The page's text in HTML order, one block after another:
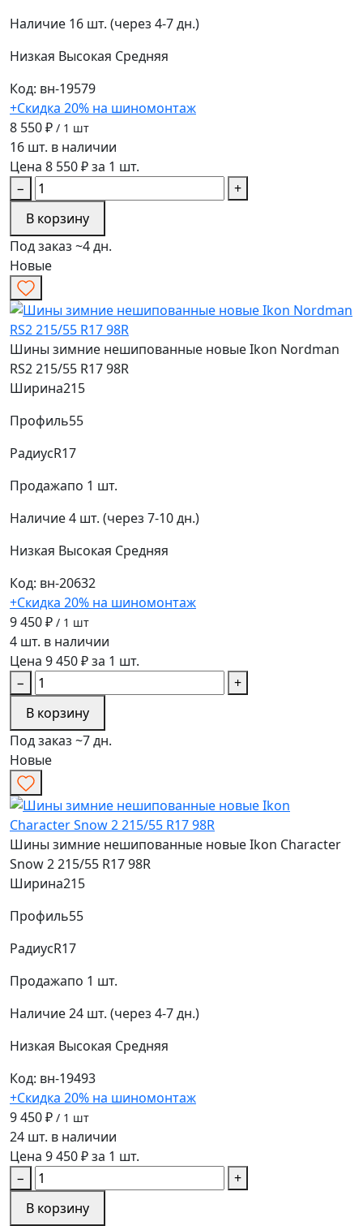
Наличие 16 шт. (через 4-7 дн.)
Низкая Высокая Средняя
Код: вн-19579
+Скидка 20% на шиномонтаж
8 550 ₽ / 1 шт
16 шт. в наличии
Цена 8 550 ₽ за 1 шт.
−
+
В корзину
Под заказ ~4 дн.
Новые
Шины зимние нешипованные новые Ikon Nordman
RS2 215/55 R17 98R
Ширина215
Профиль55
РадиусR17
Продажапо 1 шт.
Наличие4 шт. (через 7-10 дн.)
Низкая Высокая Средняя
Код: вн-20632
+Скидка 20% на шиномонтаж
9 450 ₽ / 1 шт
4 шт. в наличии
Цена 9 450 ₽ за 1 шт.
−
+
В корзину
Под заказ ~7 дн.
Новые
Шины зимние нешипованные новые Ikon Character
Snow 2 215/55 R17 98R
Ширина215
Профиль55
РадиусR17
Продажапо 1 шт.
Наличие24 шт. (через 4-7 дн.)
Низкая Высокая Средняя
Код: вн-19493
+Скидка 20% на шиномонтаж
9 450 ₽ / 1 шт
24 шт. в наличии
Цена 9 450 ₽ за 1 шт.
−
+
В корзину